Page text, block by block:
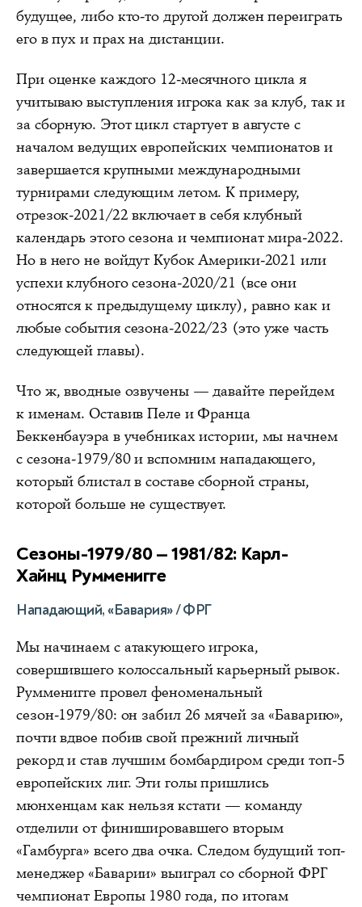
будущее, либо кто-то другой должен переиграть
его в пух и прах на дистанции.
При оценке каждого 12-месячного цикла я
учитываю выступления игрока как за клуб, так и
за сборную. Этот цикл стартует в августе с
началом ведущих европейских чемпионатов и
завершается крупными международными
турнирами следующим летом. К примеру,
отрезок-2021/22 включает в себя клубный
календарь этого сезона и чемпионат мира-2022.
Но в него не войдут Кубок Америки-2021 или
успехи клубного сезона-2020/21 (все они
относятся к предыдущему циклу), равно как и
любые события сезона-2022/23 (это уже часть
следующей главы).
Что ж, вводные озвучены — давайте перейдем
к именам. Оставив Пеле и Франца
Беккенбауэра в учебниках истории, мы начнем
с сезона-1979/80 и вспомним нападающего,
который блистал в составе сборной страны,
которой больше не существует.
Сезоны-1979/80 — 1981/82: Карл-
Хайнц Румменигге
Нападающий, «Бавария» / ФРГ
Мы начинаем с атакующего игрока,
совершившего колоссальный карьерный рывок.
Румменигге провел феноменальный
сезон-1979/80: он забил 26 мячей за «Баварию»,
почти вдвое побив свой прежний личный
рекорд и став лучшим бомбардиром среди топ-5
европейских лиг. Эти голы пришлись
мюнхенцам как нельзя кстати — команду
отделили от финишировавшего вторым
«Гамбурга» всего два очка. Следом будущий топ-
менеджер «Баварии» выиграл со сборной ФРГ
чемпионат Европы 1980 года, по итогам